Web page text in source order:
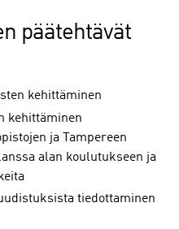
päätehtävät
kehittäminen
kehittäminen
ja Tampereen
alan koulutukseen ja
tiedottaminen